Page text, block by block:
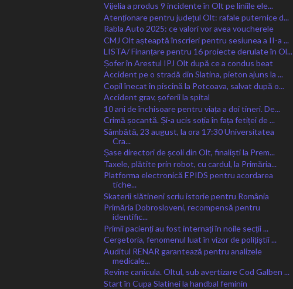
Vijelia a produs 9 incidente în Olt pe liniile ele...
Atenționare pentru județul Olt: rafale puternice d...
Rabla Auto 2025: ce valori vor avea voucherele
CMJ Olt așteaptă înscrieri pentru sesiunea a II-a ...
LISTA/ Finanțare pentru 16 proiecte derulate în Ol...
Șofer în Arestul IPJ Olt după ce a condus beat
Accident pe o stradă din Slatina, pieton ajuns la ...
Copil înecat în piscină la Potcoava, salvat după o...
Accident grav, șoferii la spital
10 ani de închisoare pentru viața a doi tineri. De...
Crimă șocantă. Și-a ucis soția în fața fetiței de ...
Sâmbătă, 23 august, la ora 17:30 Universitatea
Cra...
Șase directori de școli din Olt, finaliști la Prem...
Taxele, plătite prin robot, cu cardul, la Primăria...
Platforma electronică EPIDS pentru acordarea
tiche...
Skaterii slătineni scriu istorie pentru România
Primăria Dobrosloveni, recompensă pentru
identific...
Primii pacienți au fost internați în noile secții ...
Cerșetoria, fenomenul luat în vizor de polițiștii ...
Auditul RENAR garantează pentru analizele
medicale...
Revine canicula. Oltul, sub avertizare Cod Galben ...
Start în Cupa Slatinei la handbal feminin